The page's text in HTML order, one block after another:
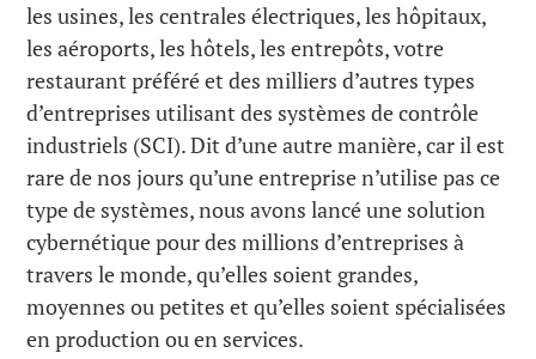
les usines, les centrales électriques, les hôpitaux,
les aéroports, les hôtels, les entrepôts, votre
restaurant préféré et des milliers d’autres types
d’entreprises utilisant des systèmes de contrôle
industriels (SCI). Dit d’une autre manière, car il est
rare de nos jours qu’une entreprise n’utilise pas ce
type de systèmes, nous avons lancé une solution
cybernétique pour des millions d’entreprises à
travers le monde, qu’elles soient grandes,
moyennes ou petites et qu’elles soient spécialisées
en production ou en services.